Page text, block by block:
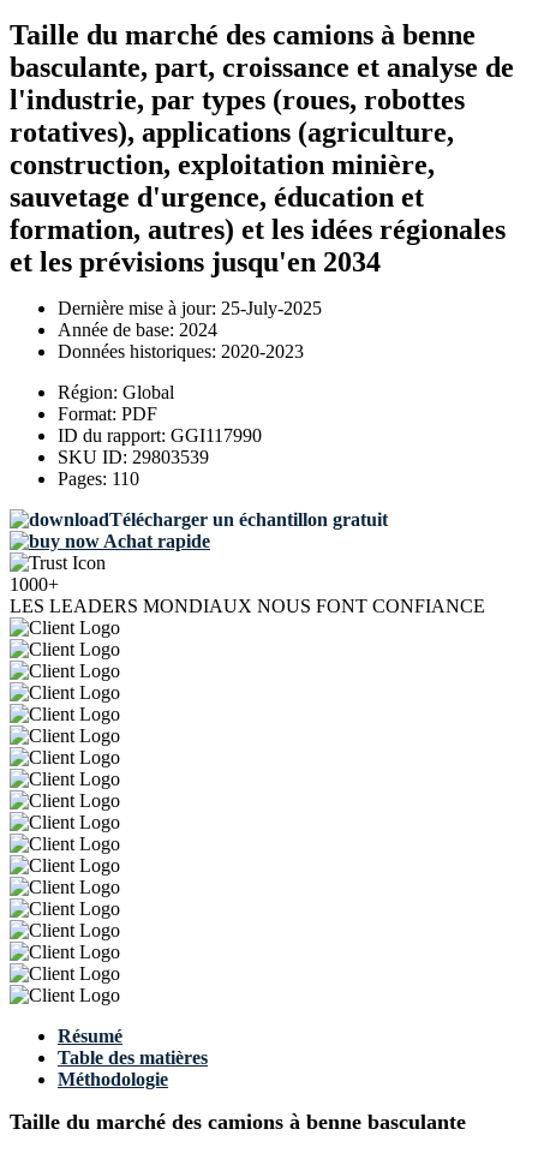
Taille du marché des camions à benne
basculante, part, croissance et analyse de
l'industrie, par types (roues, robottes
rotatives), applications (agriculture,
construction, exploitation minière,
sauvetage d'urgence, éducation et
formation, autres) et les idées régionales
et les prévisions jusqu'en 2034
Dernière mise à jour: 25-July-2025
Année de base: 2024
Données historiques: 2020-2023
Région: Global
Format: PDF
ID du rapport: GGI117990
SKU ID: 29803539
Pages: 110
Télécharger un échantillon gratuit
Achat rapide
1000+
LES LEADERS MONDIAUX NOUS FONT CONFIANCE
Résumé
Table des matières
Méthodologie
Taille du marché des camions à benne basculante